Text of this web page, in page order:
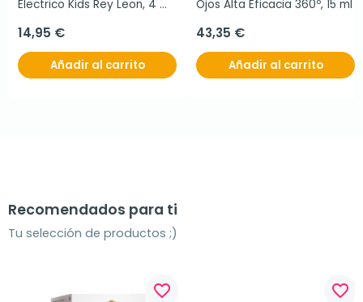
Electrico Kids Rey Leon, 4
14,95 €
Añadir al carrito
Ojos Alta Eficacia 360º, 15 ml
43,35 €
Añadir al carrito
Recomendados para ti
Tu selección de productos ;)
favorite_border favorite_border